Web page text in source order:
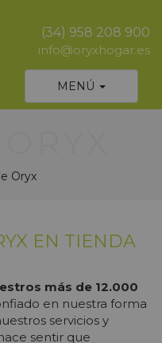
(34) 958 208 900
info@oryxhogar.es
Desplegar
navegación
MENÚ
Oryx
EN TIENDA
más de 12.000
en nuestra forma
servicios y
sentir que